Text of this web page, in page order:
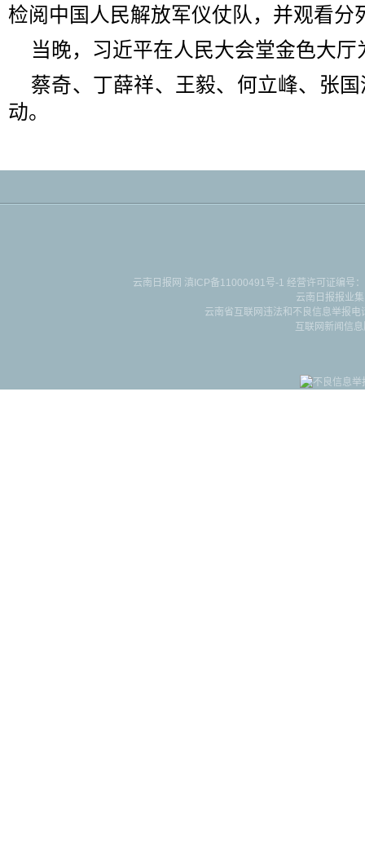
检阅中国人民解放军仪仗队，并观看分
当晚，习近平在人民大会堂金色大
蔡奇、丁薛祥、王毅、何立峰、张
动。
云南日报网 滇ICP备11000491号-1 经营许可证编号
云南日报报业
云南省互联网违法和不良信息举报
互联网新闻信